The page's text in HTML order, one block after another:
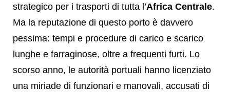
strategico per i trasporti di tutta l’Africa Centrale.
Ma la reputazione di questo porto è davvero
pessima: tempi e procedure di carico e scarico
lunghe e farraginose, oltre a frequenti furti. Lo
scorso anno, le autorità portuali hanno licenziato
una miriade di funzionari e manovali, accusati di